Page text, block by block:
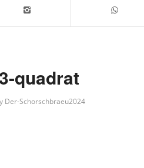
quadrat
Der-Schorschbraeu2024